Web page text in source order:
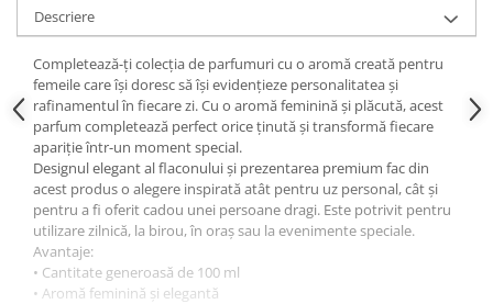
Descriere
Completează-ți colecția de parfumuri cu o aromă creată pentru
femeile care își doresc să își evidențieze personalitatea și
rafinamentul în fiecare zi. Cu o aromă feminină și plăcută, acest
parfum completează perfect orice ținută și transformă fiecare
apariție într-un moment special.
Designul elegant al flaconului și prezentarea premium fac din
acest produs o alegere inspirată atât pentru uz personal, cât și
pentru a fi oferit cadou unei persoane dragi. Este potrivit pentru
utilizare zilnică, la birou, în oraș sau la evenimente speciale.
Avantaje:
• Cantitate generoasă de 100 ml
• Aromă feminină și elegantă